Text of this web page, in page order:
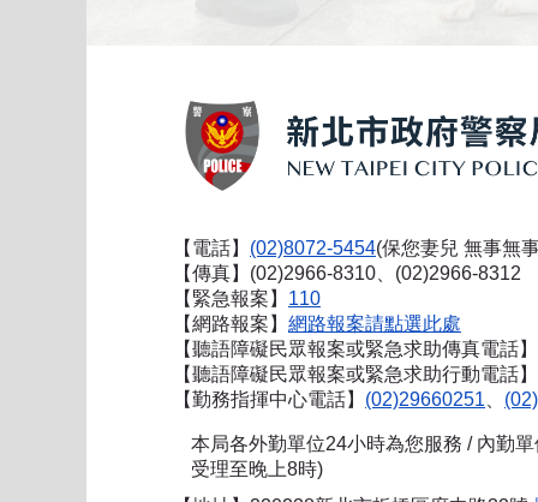
【電話】 (02)8072-5454(保您妻兒 無事無
【傳真】(02)2966-8310、(02)2966-8312
【緊急報案】 110
【網路報案】 網路報案請點選此處
【聽語障礙民眾報案或緊急求助傳真電話】
【聽語障礙民眾報案或緊急求助行動電話
【勤務指揮中心電話】 (02)29660251
本局各外勤單位24小時為您服務 / 內勤
受理至晚上8時)